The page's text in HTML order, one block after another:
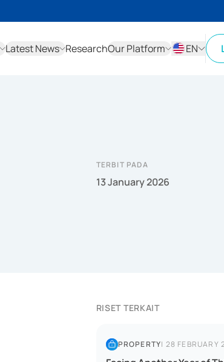
Latest News ResearchOur Platform
EN
TERBIT PADA
13 January 2026
RISET TERKAIT
PROPERTY| 28 FEBRUARY